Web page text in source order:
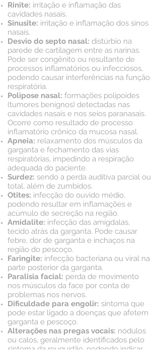
Rinite: irritação e inflamação das
cavidades nasais.
Sinusite: irritação e inflamação dos sinos
nasais.
Desvio do septo nasal: distúrbio na
parede de cartilagem entre as narinas.
Pode ser congênito ou resultante de
processos inflamatórios ou infecciosos,
podendo causar interferências na função
respiratória.
Polipose nasal: formações polipoides
(tumores benignos) detectadas nas
cavidades nasais e nos seios paranasais.
Ocorre como resultado de processo
inflamatório crônico da mucosa nasal.
Apneia: relaxamento dos músculos da
garganta e fechamento das vias
respiratórias, impedindo a respiração
adequada do paciente.
Surdez: sendo a perda auditiva parcial ou
total, além de zumbidos.
Otites: infecção do ouvido médio,
podendo resultar em inflamações e
acúmulo de secreção na região.
Amidalite: infecção das amígdalas,
tecido atrás da garganta. Pode causar
febre, dor de garganta e inchaços na
região do pescoço.
Faringite: infecção bacteriana ou viral na
parte posterior da garganta.
Paralisia facial: perda de movimento
nos músculos da face por conta de
problemas nos nervos.
Dificuldade para engolir: sintoma que
pode estar ligado a doenças que afetem
garganta e pescoço.
Alterações nas pregas vocais: nódulos
ou calos, geralmente identificados pelo
sintoma da rouquidão, podendo indicar